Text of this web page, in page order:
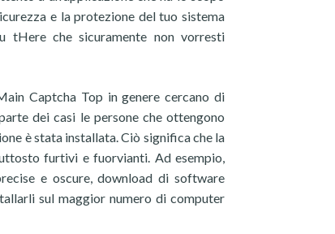
e la protezione del tuo sistema
tHere che sicuramente non vorresti
Captcha Top in genere cercano di
dei casi le persone che ottengono
è stata installata. Ciò significa che la
furtivi e fuorvianti. Ad esempio,
e oscure, download di software
sul maggior numero di computer